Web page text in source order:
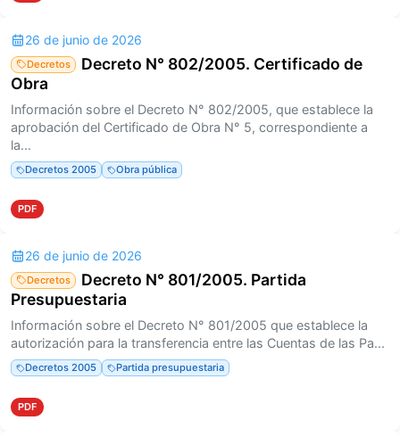
26 de junio de 2026
Decretos
Decreto N° 802/2005. Certificado de
Obra
Información sobre el Decreto N° 802/2005, que establece la
aprobación del Certificado de Obra N° 5, correspondiente a
la...
Decretos 2005 Obra pública
PDF
26 de junio de 2026
Decretos
Decreto N° 801/2005. Partida
Presupuestaria
Información sobre el Decreto N° 801/2005 que establece la
autorización para la transferencia entre las Cuentas de las Pa...
Decretos 2005 Partida presupuestaria
PDF